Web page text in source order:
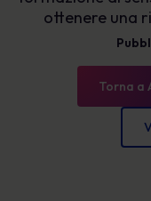
ottenere una
Torna a